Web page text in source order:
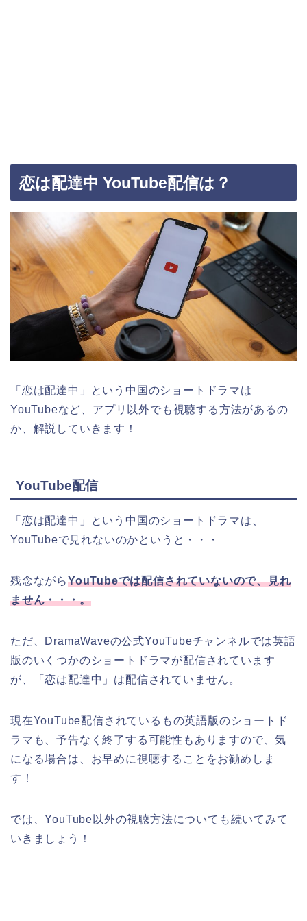
恋は配達中 YouTube配信は？
「恋は配達中」
という中国のショートドラマは
YouTubeなど、アプリ以外でも視聴する方法があるの
か、解説していきます！
YouTube配信
「恋は配達中」という中国のショートドラマは、
YouTubeで見れないのかというと・・・
残念ながらYouTubeでは配信されていないので、見れ
ません・・・。
ただ、DramaWaveの公式YouTubeチャンネルでは英語
版のいくつかのショートドラマが配信されています
が、「恋は配達中」は配信されていません。
現在YouTube配信されているもの英語版のショートド
ラマも、予告なく終了する可能性もありますので、気
になる場合は、お早めに視聴することをお勧めしま
す！
では、YouTube以外の視聴方法についても続いてみて
いきましょう！